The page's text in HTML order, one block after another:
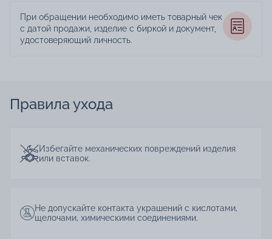
При обращении необходимо иметь товарный чек
с датой продажи, изделие с биркой и документ,
удостоверяющий личность.
Правила ухода
Избегайте механических повреждений изделия
или вставок.
Не допускайте контакта украшений с кислотами,
щелочами, химическими соединениями.